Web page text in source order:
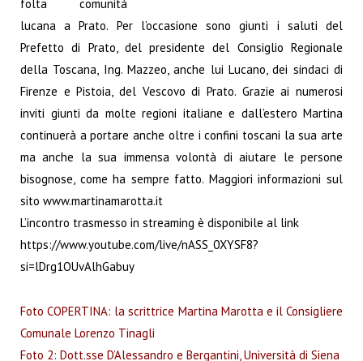
folta comunità
lucana a Prato. Per l’occasione sonogiunti i saluti del
Prefetto di Prato, del presidente del Consiglio Regionale
della Toscana, Ing. Mazzeo, anche lui Lucano, dei sindaci di
Firenze e Pistoia, del Vescovo di Prato. Grazie ai numerosi
inviti giunti da molte regioni italiane e dall’estero Martina
continuerà a portare anche oltre i confini toscani la sua arte
ma anche la sua immensa volontà di aiutare le persone
bisognose, come ha sempre fatto. Maggiori informazioni sul
sito www.martinamarotta.it
L’incontro trasmesso in streaming è disponibile al link
https://www.youtube.com/live/nASS_0XYSF8?
si=lDrg1OUvAlhGabuy
Foto COPERTINA: la scrittrice Martina Marotta e il Consigliere
Comunale Lorenzo Tinagli
Foto 2: Dott.sse D’Alessandro e Bergantini, Università di Siena